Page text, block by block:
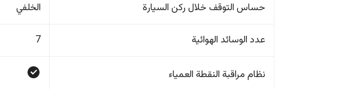
حساس التوقف خلال ركن السيارة الخلفي
عدد الوسائد الهوائية 7
نظام مراقبة النقطة العمياء